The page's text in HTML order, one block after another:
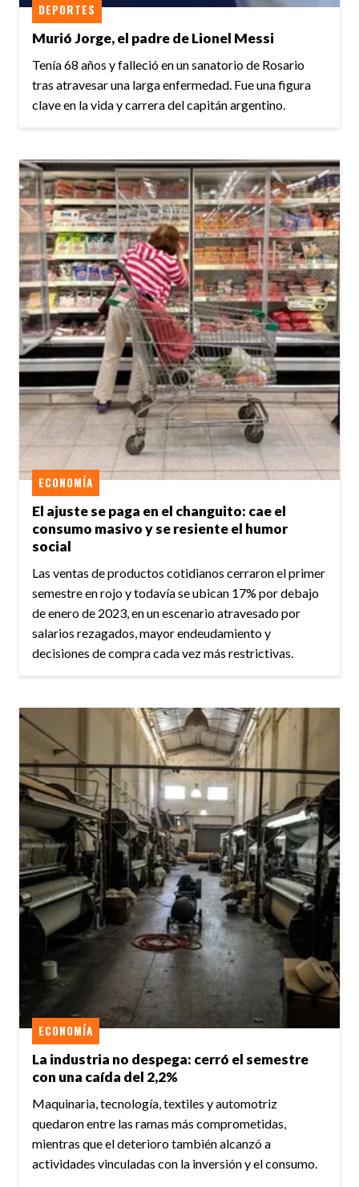
Murió Jorge, el padre de Lionel Messi
DEPORTES
Tenía 68 años y falleció en un sanatorio de Rosario
tras atravesar una larga enfermedad. Fue una figura
clave en la vida y carrera del capitán argentino.
El ajuste se paga en el changuito: cae el
consumo masivo y se resiente el humor
social
ECONOMÍA
Las ventas de productos cotidianos cerraron el primer
semestre en rojo y todavía se ubican 17% por debajo
de enero de 2023, en un escenario atravesado por
salarios rezagados, mayor endeudamiento y
decisiones de compra cada vez más restrictivas.
La industria no despega: cerró el semestre
con una caída del 2,2%
ECONOMÍA
Maquinaria, tecnología, textiles y automotriz
quedaron entre las ramas más comprometidas,
mientras que el deterioro también alcanzó a
actividades vinculadas con la inversión y el consumo.